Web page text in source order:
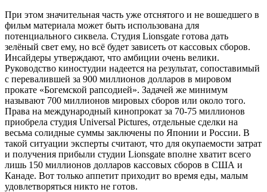
При этом значительная часть уже отснятого и не вошедшего в
фильм материала может быть использована для
потенциального сиквела. Студия Lionsgate готова дать
зелёный свет ему, но всё будет зависеть от кассовых сборов.
Инсайдеры утверждают, что амбиции очень велики.
Руководство киностудии надеется на результат, сопоставимый
с перевалившей за 900 миллионов долларов в мировом
прокате «Богемской рапсодией». Задачей же минимум
называют 700 миллионов мировых сборов или около того.
Права на международный кинопрокат за 70-75 миллионов
приобрела студия Universal Pictures, отдельные сделки на
весьма солидные суммы заключены по Японии и России. В
такой ситуации эксперты считают, что для окупаемости затрат
и получения прибыли студии Lionsgate вполне хватит всего
лишь 150 миллионов долларов кассовых сборов в США и
Канаде. Вот только аппетит приходит во время еды, малым
удовлетворяться никто не готов.